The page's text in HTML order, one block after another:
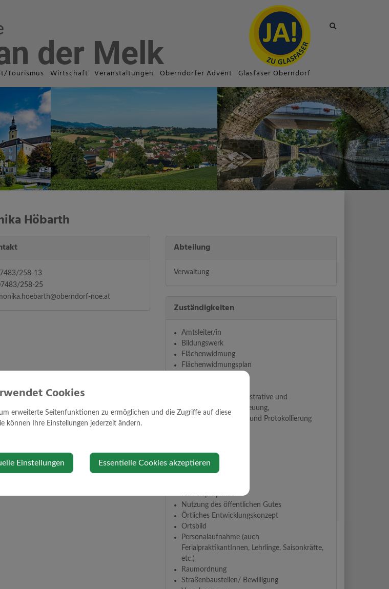
Site
Tourismus Wirtschaft Veranstaltungen Oberndorfer Advent Glasfaser Oberndorf
Höbarth
258-13
258-25
noe.at
Abteilung
Verwaltung
Zuständigkeiten
Amtsleiter/in
Bildungswerk
Flächenwidmung
Flächenwidmungsplan
Gemeinderat - administrative und
organisatorische Betreuung,
Sitzungsvorbereitung und Protokollierung
Grundverkehrswesen
Jagdwesen
Nutzung des öffentlichen Gutes
Örtliches Entwicklungskonzept
Ortsbild
Personalaufnahme (auch
FerialpraktikantInnen, Lehrlinge, Saisonkräfte,
etc.)
Raumordnung
Straßenbaustellen/ Bewilligung
Cookies
erweiterte Seitenfunktionen zu ermöglichen und die Zugriffe auf diese
können Ihre Einstellungen jederzeit ändern.
Einstellungen Essentielle Cookies akzeptieren